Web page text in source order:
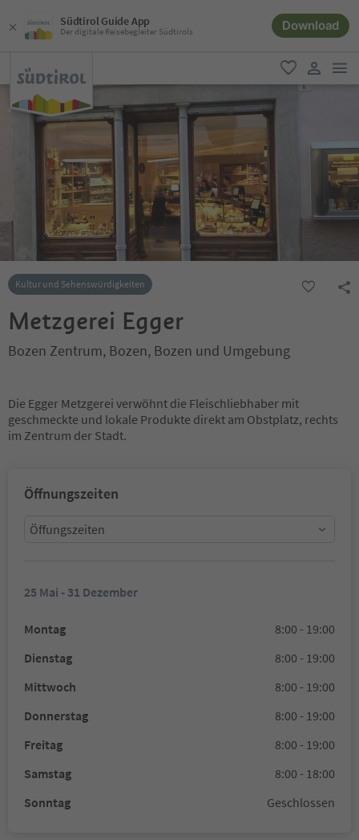
Südtirol Guide App
Der digitale Reisebegleiter Südtirols Download
favorit
user link
Kultur und Sehenswürdigkeiten
Metzgerei Egger
Bozen Zentrum, Bozen, Bozen und Umgebung
Die Egger Metzgerei verwöhnt die Fleischliebhaber mit
geschmeckte und lokale Produkte direkt am Obstplatz, rechts
im Zentrum der Stadt.
Öffnungszeiten
Öffungszeiten
25 Mai - 31 Dezember
Montag
8:00 - 19:00
Dienstag
8:00 - 19:00
Mittwoch
8:00 - 19:00
Donnerstag
8:00 - 19:00
Freitag
8:00 - 19:00
Samstag
8:00 - 18:00
Sonntag
Geschlossen